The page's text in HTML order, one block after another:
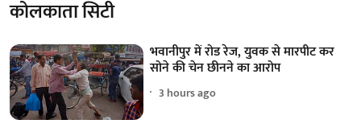
कोलकाता सिटी
भवानीपुर में रोड रेज, युवक से मारपीट कर
सोने की चेन छीनने का आरोप
3 hours ago